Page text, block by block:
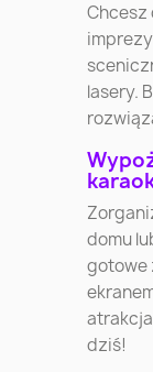
Chcesz
lasery.
domu
gotowe
dziś!